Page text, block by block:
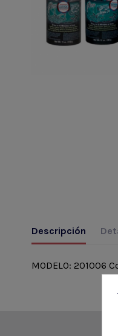
Descripción
MODELO: 201006